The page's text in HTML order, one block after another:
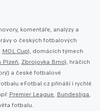
komentáře, analýzy a
o českých fotbalových
MOL Cup), domácích týmech
Plzeň, Zbrojovka Brno), hráčích
a české fotbalové
eFotbal.cz přináší i rychlé
Premier League, Bundesliga,
fotbalu.